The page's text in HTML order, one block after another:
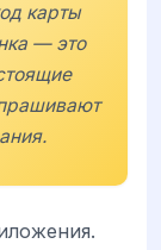
карты
— это